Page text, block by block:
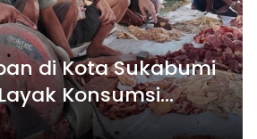
di Kota Sukabumi
Konsumsi
Tasyrik